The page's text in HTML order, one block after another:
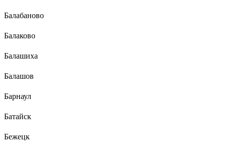
Балабаново
Балаково
Балашиха
Балашов
Барнаул
Батайск
Бежецк